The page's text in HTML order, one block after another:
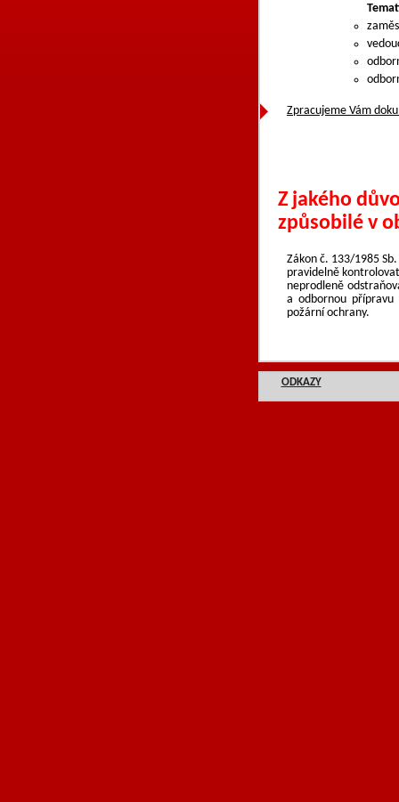
Zpracujeme Vám
Z jakého
způsobilé v
Zákon č. 133/1985
pravidelně
neprodleně
a odbornou přípravu
požární ochrany.
ODKAZY